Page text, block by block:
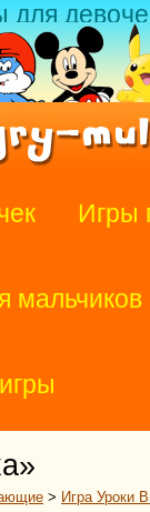
для
Игры
мальчиков
> Игра Уроки